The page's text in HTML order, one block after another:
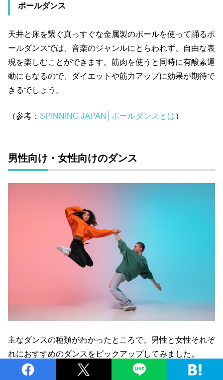
ポールダンス
天井と床を繋ぐ真っすぐな金属製のポールを使って踊るポ
ールダンスでは、音楽のジャンルにとらわれず、自由な表
現を楽しむことができます。筋肉を使うと同時に有酸素運
動にもなるので、ダイエットや筋力アップに効果が期待で
きるでしょう。
（参考： SPINNING JAPAN│ポールダンスとは）
男性向け・女性向けのダンス
主なダンスの種類がわかったところで、男性と女性それぞ
れにおすすめのダンスをピックアップしてみました。